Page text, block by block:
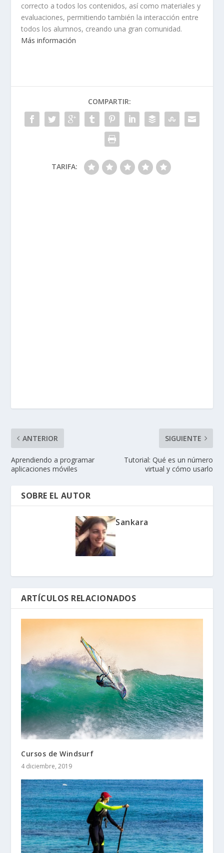
correcto a todos los contenidos, así como materiales y
evaluaciones, permitiendo también la interacción entre
todos los alumnos, creando una gran comunidad.
Más información
COMPARTIR:
TARIFA:
ANTERIOR
Aprendiendo a programar
aplicaciones móviles
SIGUIENTE
Tutorial: Qué es un número
virtual y cómo usarlo
SOBRE EL AUTOR
Sankara
ARTÍCULOS RELACIONADOS
Cursos de Windsurf
4 diciembre, 2019